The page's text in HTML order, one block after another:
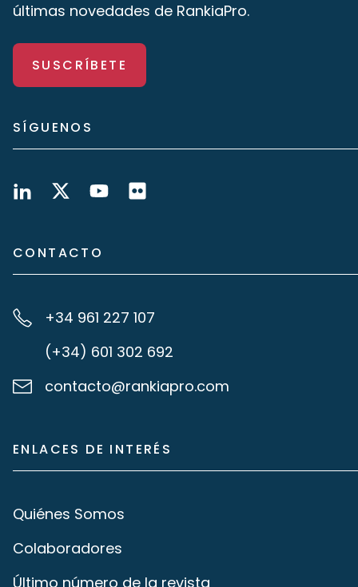
últimas novedades de RankiaPro.
SUSCRÍBETE
SÍGUENOS
CONTACTO
+34 961 227 107
(+34) 601 302 692
contacto@rankiapro.com
ENLACES DE INTERÉS
Quiénes Somos
Colaboradores
Último número de la revista